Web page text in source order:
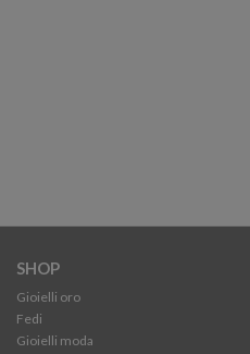
SHOP
Gioielli oro
Fedi
Gioielli moda